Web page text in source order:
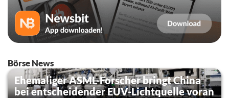
Börse News
Ehemaliger ASML-Forscher bringt China
bei entscheidender EUV-Lichtquelle voran